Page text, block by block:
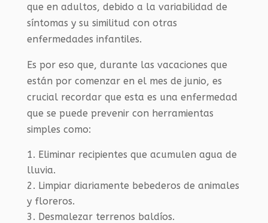
que en adultos, debido a la variabilidad de
síntomas y su similitud con otras
enfermedades infantiles.
Es por eso que, durante las vacaciones que
están por comenzar en el mes de junio, es
crucial recordar que esta es una enfermedad
que se puede prevenir con herramientas
simples como:
Eliminar recipientes que acumulen agua de
lluvia.
Limpiar diariamente bebederos de animales
y floreros.
Desmalezar terrenos baldíos.